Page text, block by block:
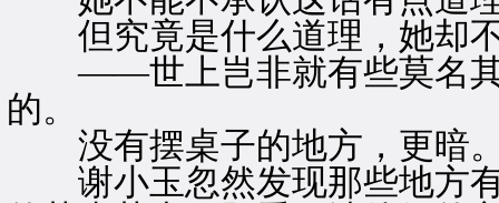
但究竟是什么道理，她却
——世上岂非就有些莫名其
的。
没有摆桌子的地方，更暗
谢小玉忽然发现那些地方有